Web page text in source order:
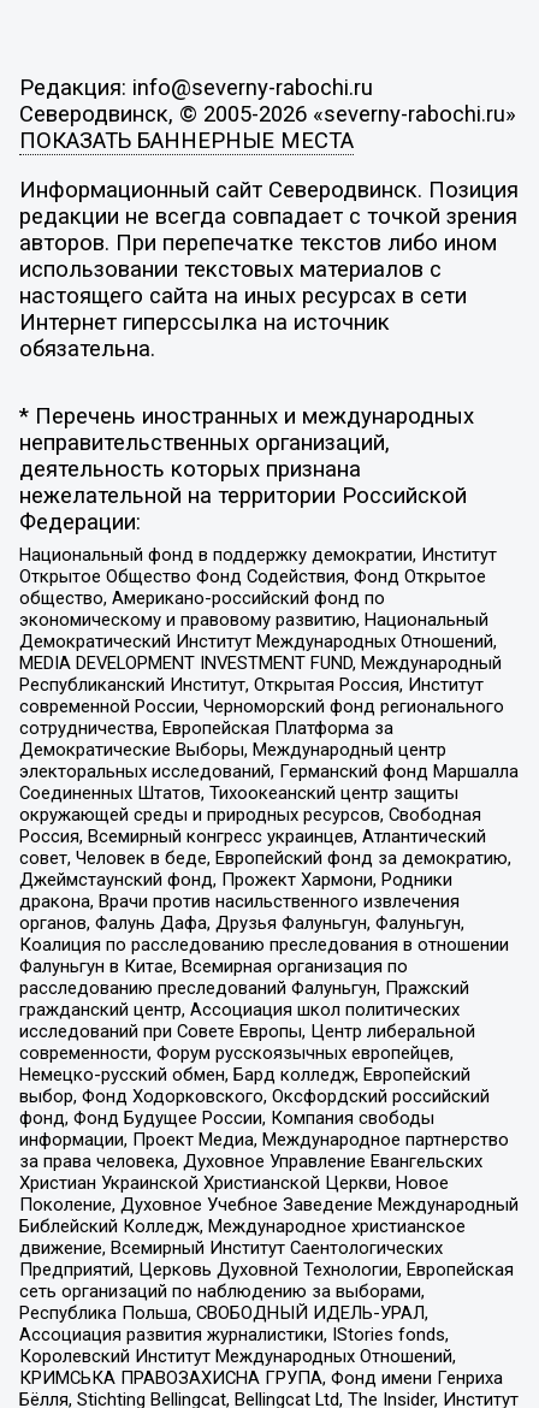
Редакция: info@severny-rabochi.ru
Северодвинск, © 2005-2026 «severny-rabochi.ru»
ПОКАЗАТЬ БАННЕРНЫЕ МЕСТА
Информационный сайт Северодвинск. Позиция
редакции не всегда совпадает с точкой зрения
авторов. При перепечатке текстов либо ином
использовании текстовых материалов с
настоящего сайта на иных ресурсах в сети
Интернет гиперссылка на источник
обязательна.
* Перечень иностранных и международных
неправительственных организаций,
деятельность которых признана
нежелательной на территории Российской
Федерации:
Национальный фонд в поддержку демократии, Институт
Открытое Общество Фонд Содействия, Фонд Открытое
общество, Американо-российский фонд по
экономическому и правовому развитию, Национальный
Демократический Институт Международных Отношений,
MEDIA DEVELOPMENT INVESTMENT FUND, Международный
Республиканский Институт, Открытая Россия, Институт
современной России, Черноморский фонд регионального
сотрудничества, Европейская Платформа за
Демократические Выборы, Международный центр
электоральных исследований, Германский фонд Маршалла
Соединенных Штатов, Тихоокеанский центр защиты
окружающей среды и природных ресурсов, Свободная
Россия, Всемирный конгресс украинцев, Атлантический
совет, Человек в беде, Европейский фонд за демократию,
Джеймстаунский фонд, Прожект Хармони, Родники
дракона, Врачи против насильственного извлечения
органов, Фалунь Дафа, Друзья Фалуньгун, Фалуньгун,
Коалиция по расследованию преследования в отношении
Фалуньгун в Китае, Всемирная организация по
расследованию преследований Фалуньгун, Пражский
гражданский центр, Ассоциация школ политических
исследований при Совете Европы, Центр либеральной
современности, Форум русскоязычных европейцев,
Немецко-русский обмен, Бард колледж, Европейский
выбор, Фонд Ходорковского, Оксфордский российский
фонд, Фонд Будущее России, Компания свободы
информации, Проект Медиа, Международное партнерство
за права человека, Духовное Управление Евангельских
Христиан Украинской Христианской Церкви, Новое
Поколение, Духовное Учебное Заведение Международный
Библейский Колледж, Международное христианское
движение, Всемирный Институт Саентологических
Предприятий, Церковь Духовной Технологии, Европейская
сеть организаций по наблюдению за выборами,
Республика Польша, СВОБОДНЫЙ ИДЕЛЬ-УРАЛ,
Ассоциация развития журналистики, IStories fonds,
Королевский Институт Международных Отношений,
КРИМСЬКА ПРАВОЗАХИСНА ГРУПА, Фонд имени Генриха
Бёлля, Stichting Bellingcat, Bellingcat Ltd, The Insider, Институт